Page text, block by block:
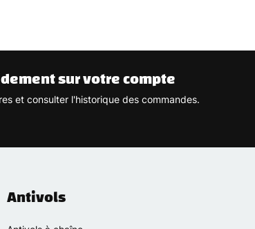
sur votre compte
et consulter l'historique des commandes.
Antivols